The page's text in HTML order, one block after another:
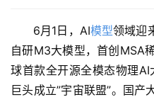
6月1日，AI模型领域迎
自研M3大模型，首创MSA
球首款全开源全模态物理AI
巨头成立”宇宙联盟”。国